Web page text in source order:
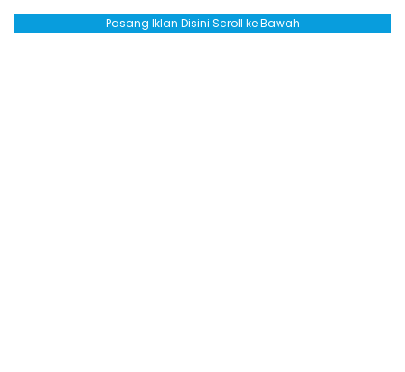
Pasang Iklan Disini Scroll ke Bawah